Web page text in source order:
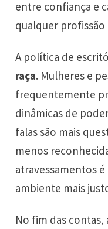
entre confiança e
qualquer profissão
A política de
raça. Mulheres e
frequentemente
dinâmicas de
falas são mais
menos
atravessamentos
ambiente mais
No fim das